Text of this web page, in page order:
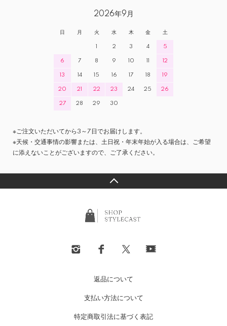
2026年9月
日 月 火 水 木 金 土
1 2 3 4 5
6 7 8 9 10 11 12
13 14 15 16 17 18 19
20 21 22 23 24 25 26
27 28 29 30
※ご注文いただいてから3～7日でお届けします。
※天候・交通事情の影響または、土日祝・年末年始が入る場合は、ご希望
に添えないことがございますので、ご了承ください。
返品について
支払い方法について
特定商取引法に基づく表記